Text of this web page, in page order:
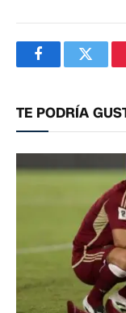
Facebook
TE PODRÍA